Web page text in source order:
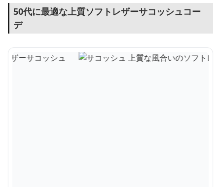
50代に最適な上質ソフトレザーサコッシュコー
デ